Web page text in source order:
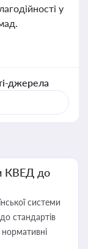
у
джерела
КВЕД до
системи
до стандартів